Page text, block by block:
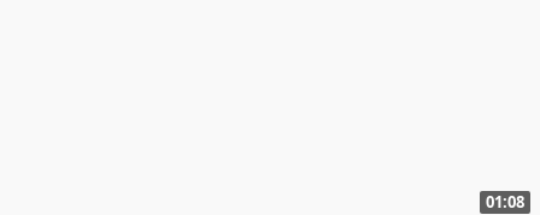
01:08